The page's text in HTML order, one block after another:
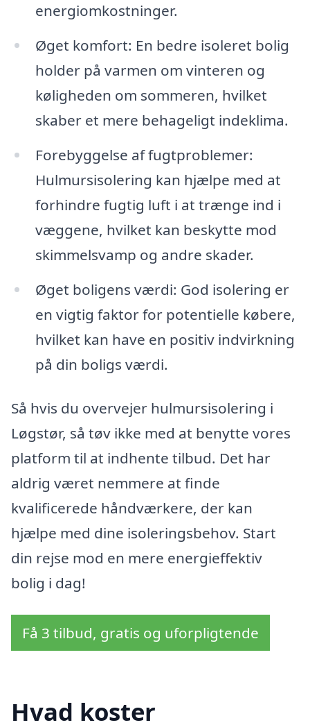
energiomkostninger.
Øget komfort: En bedre isoleret bolig
holder på varmen om vinteren og
køligheden om sommeren, hvilket
skaber et mere behageligt indeklima.
Forebyggelse af fugtproblemer:
Hulmursisolering kan hjælpe med at
forhindre fugtig luft i at trænge ind i
væggene, hvilket kan beskytte mod
skimmelsvamp og andre skader.
Øget boligens værdi: God isolering er
en vigtig faktor for potentielle købere,
hvilket kan have en positiv indvirkning
på din boligs værdi.
Så hvis du overvejer hulmursisolering i
Løgstør, så tøv ikke med at benytte vores
platform til at indhente tilbud. Det har
aldrig været nemmere at finde
kvalificerede håndværkere, der kan
hjælpe med dine isoleringsbehov. Start
din rejse mod en mere energieffektiv
bolig i dag!
Få 3 tilbud, gratis og uforpligtende
Hvad koster